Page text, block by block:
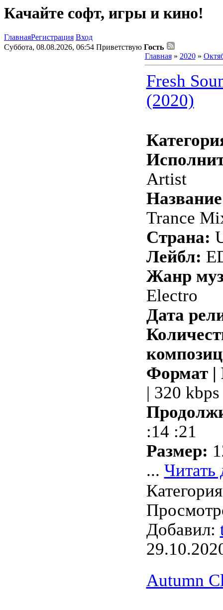
Качайте софт, игры и кино!
ГлавнаяРегистрация Вход
Суббота, 08.08.2026, 06:54 Приветствую Гость
Главная» 2020 »
Fresh
(2020)
Artist
Trance
Страна:
Лейбл:
Жанр
Electro
Дата
Формат |
| 320 kbps
:14 :21
Размер:
... Читать
Добавил:
Autumn